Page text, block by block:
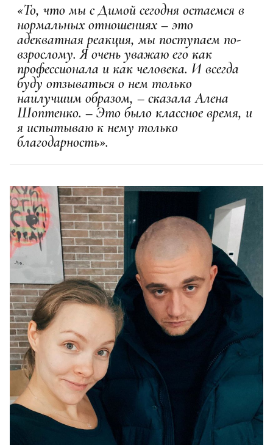
«То, что мы с Димой сегодня остаемся в
нормальных отношениях – это
адекватная реакция, мы поступаем по-
взрослому. Я очень уважаю его как
профессионала и как человека. И всегда
буду отзываться о нем только
наилучшим образом, – сказала Алена
Шоптенко. – Это было классное время, и
я испытываю к нему только
благодарность».